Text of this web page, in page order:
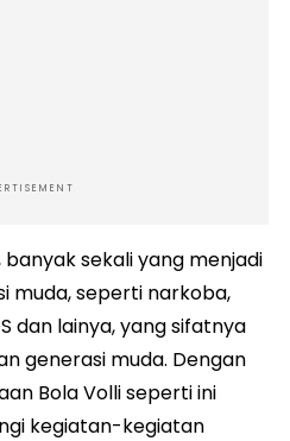
banyak sekali yang menjadi
muda, seperti narkoba,
dan lainya, yang sifatnya
generasi muda. Dengan
Bola Volli seperti ini
kegiatan-kegiatan